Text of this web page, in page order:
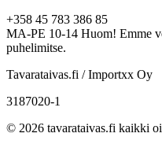
+358 45 783 386 85
MA-PE 10-14 Huom! Emme
puhelimitse.
Tavarataivas.fi / Importxx Oy
3187020-1
© 2026 tavarataivas.fi kaikki